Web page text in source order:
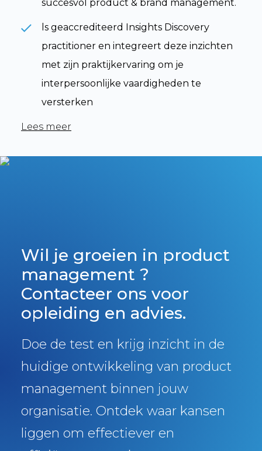
succesvol product & brand management.
ls geaccrediteerd Insights Discovery
practitioner en integreert deze inzichten
met zijn praktijkervaring om je
interpersoonlijke vaardigheden te
versterken
Lees meer
Wil je groeien in product
management ?
Contacteer ons voor
opleiding en advies.
Doe de test en krijg inzicht in de
huidige ontwikkeling van product
management binnen jouw
organisatie. Ontdek waar kansen
liggen om effectiever en